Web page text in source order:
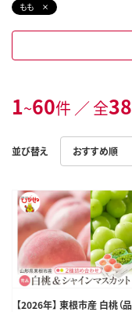
もも
1~60件 ／ 全
並び替え
【2026年】 東根市産 白桃（